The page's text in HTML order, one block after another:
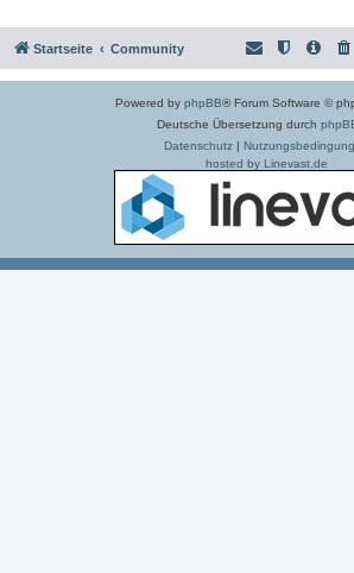
Startseite Community
Powered by phpBB® Forum Software ©
Deutsche Übersetzung durch
Datenschutz|
hosted by Linevast.de